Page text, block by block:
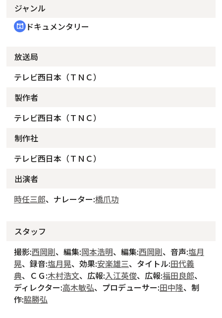
ジャンル
cinematic_blur ドキュメンタリー
放送局
テレビ西日本（ＴＮＣ）
製作者
テレビ西日本（ＴＮＣ）
制作社
テレビ西日本（ＴＮＣ）
出演者
時任三郎、ナレーター:橋爪功
スタッフ
撮影:西岡剛、編集:岡本浩明、編集:西岡剛、音声:塩月
晃、録音:塩月晃、効果:安楽雄三、タイトル:田代義
典、ＣＧ:木村浩文、広報:入江英俊、広報:福田良郎、
ディレクター:高木敏弘、プロデューサー:田中隆、制
作:脇勝弘